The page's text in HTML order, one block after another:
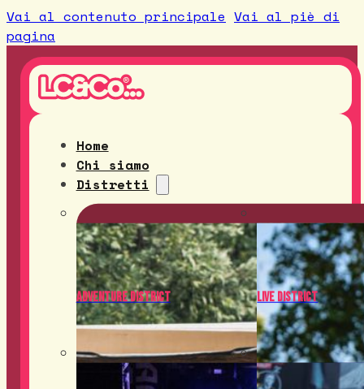
Vai al contenuto principale Vai al piè di
pagina
Home
Chi siamo
Distretti
Adventure District Live District